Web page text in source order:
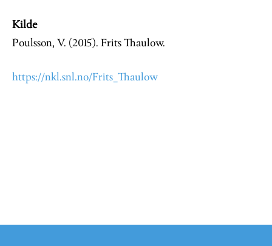
Kilde
Poulsson, V. (2015). Frits Thaulow.
https://nkl.snl.no/Frits_Thaulow